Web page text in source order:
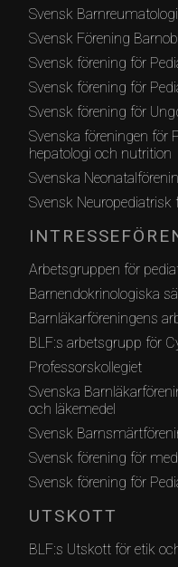
Svensk
Svensk Förening
Svensk förening för
Svensk förening för
Svensk förening för
Svenska föreningen för
hepatologi och nutrition
Svenska
Svensk Neuropediatrisk
Arbetsgruppen för
Barnendokrinologiska
Barnläkarföreningens
BLF:s arbetsgrupp för
Professorskollegiet
Svenska
och läkemedel
Svensk
Svensk förening för
Svensk förening för
UTSKOTT
BLF:s Utskott för etik